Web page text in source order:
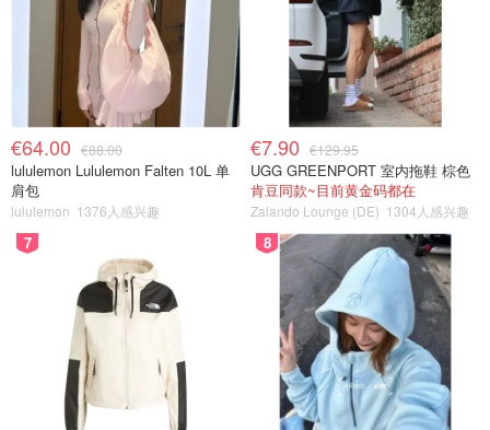
€64.00 €88.00
lululemon Lululemon Falten 10L 单
肩包
lululemon 1376人感兴趣
€7.90 €129.95
UGG GREENPORT 室内拖鞋 棕色
肯豆同款~目前黄金码都在
Zalando Lounge (DE) 1304人感兴趣
7 8